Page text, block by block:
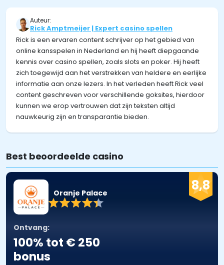
Auteur:
Rick Amptmeijer | Expert casino spellen
Rick is een ervaren content schrijver op het gebied van
online kansspelen in Nederland en hij heeft diepgaande
kennis over casino spellen, zoals slots en poker. Hij heeft
zich toegewijd aan het verstrekken van heldere en eerlijke
informatie aan onze lezers. In het verleden heeft Rick veel
content geschreven voor verschillende goksites, hierdoor
kunnen we erop vertrouwen dat zijn teksten altijd
nauwkeurig zijn en transparantie bieden.
Best beoordeelde casino
8,8
Oranje Palace
Ontvang:
100% tot € 250
bonus